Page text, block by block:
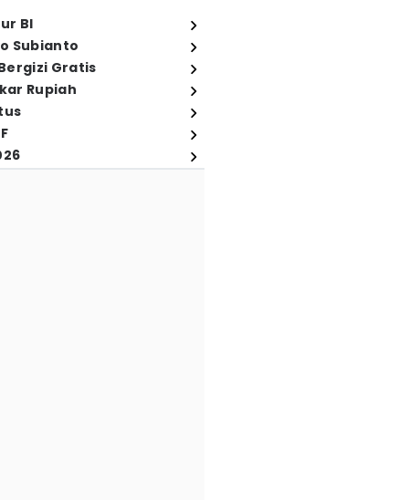
BI
Subianto
Gratis
Rupiah